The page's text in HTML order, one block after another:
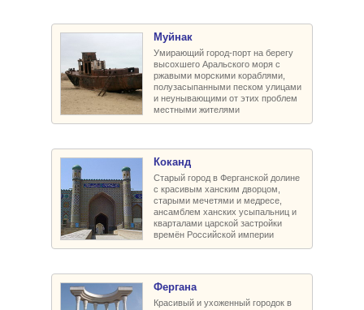
Муйнак
Умирающий город-порт на берегу
высохшего Аральского моря с
ржавыми морскими кораблями,
полузасыпанными песком улицами
и неунывающими от этих проблем
местными жителями
Коканд
Старый город в Ферганской долине
с красивым ханским дворцом,
старыми мечетями и медресе,
ансамблем ханских усыпальниц и
кварталами царской застройки
времён Российской империи
Фергана
Красивый и ухоженный городок в